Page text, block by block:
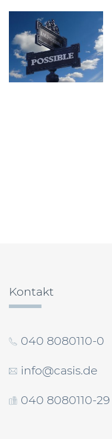
Kontakt
040 8080110-0
info@casis.de
040 8080110-29